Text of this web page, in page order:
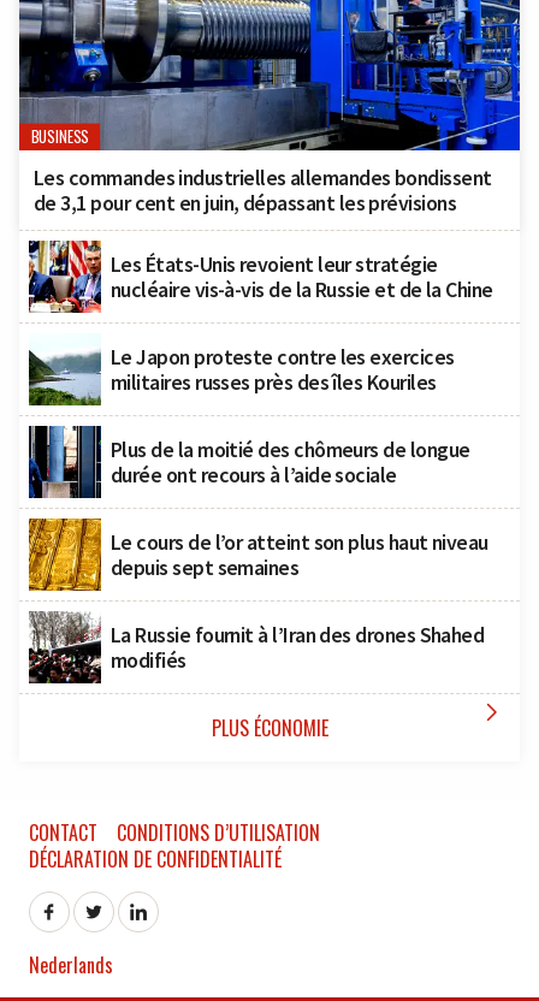
BUSINESS
Les commandes industrielles allemandes bondissent
de 3,1 pour cent en juin, dépassant les prévisions
Les États-Unis revoient leur stratégie
nucléaire vis-à-vis de la Russie et de la Chine
Le Japon proteste contre les exercices
militaires russes près des îles Kouriles
Plus de la moitié des chômeurs de longue
durée ont recours à l’aide sociale
Le cours de l’or atteint son plus haut niveau
depuis sept semaines
La Russie fournit à l’Iran des drones Shahed
modifiés
PLUS ÉCONOMIE 
CONTACT
CONDITIONS D’UTILISATION
DÉCLARATION DE CONFIDENTIALITÉ
Nederlands